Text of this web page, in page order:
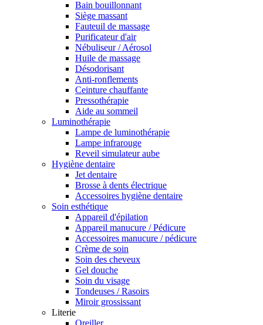
Bain bouillonnant
Siège massant
Fauteuil de massage
Purificateur d'air
Nébuliseur / Aérosol
Huile de massage
Désodorisant
Anti-ronflements
Ceinture chauffante
Pressothérapie
Aide au sommeil
Luminothérapie
Lampe de luminothérapie
Lampe infrarouge
Reveil simulateur aube
Hygiène dentaire
Jet dentaire
Brosse à dents électrique
Accessoires hygiène dentaire
Soin esthétique
Appareil d'épilation
Appareil manucure / Pédicure
Accessoires manucure / pédicure
Crème de soin
Soin des cheveux
Gel douche
Soin du visage
Tondeuses / Rasoirs
Miroir grossissant
Literie
Oreiller